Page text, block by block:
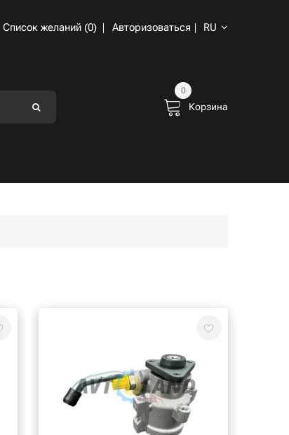
Список желаний (0) Авторизоваться RU
Корзина
0